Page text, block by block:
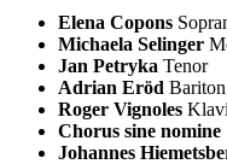
Elena Copons
Michaela Selinger
Jan Petryka Tenor
Adrian Eröd Bariton
Roger Vignoles
Chorus sine nomine
Johannes